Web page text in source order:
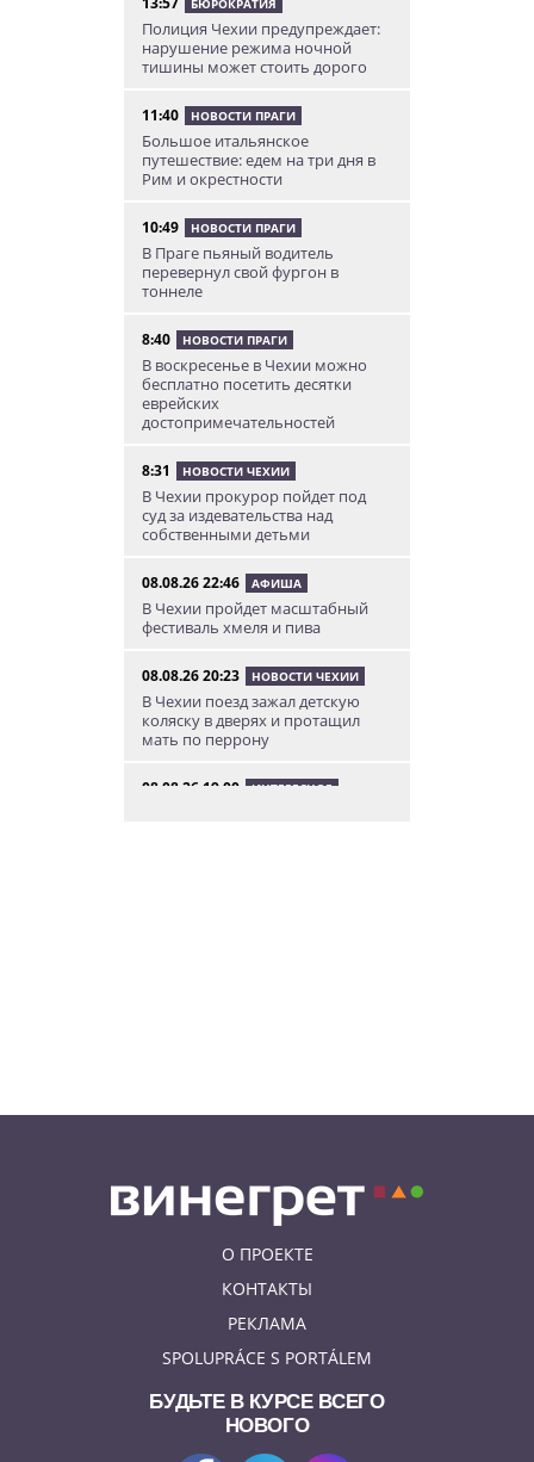
БЮРОКРАТИЯ
Полиция Чехии предупреждает:
нарушение режима ночной
тишины может стоить дорого
11:40 НОВОСТИ ПРАГИ
Большое итальянское
путешествие: едем на три дня в
Рим и окрестности
10:49 НОВОСТИ ПРАГИ
В Праге пьяный водитель
перевернул свой фургон в
тоннеле
8:40 НОВОСТИ ПРАГИ
В воскресенье в Чехии можно
бесплатно посетить десятки
еврейских
достопримечательностей
8:31 НОВОСТИ ЧЕХИИ
В Чехии прокурор пойдет под
суд за издевательства над
собственными детьми
08.08.26 22:46 АФИША
В Чехии пройдет масштабный
фестиваль хмеля и пива
08.08.26 20:23 НОВОСТИ ЧЕХИИ
В Чехии поезд зажал детскую
коляску в дверях и протащил
мать по перрону
08.08.26 19:00 ИНТЕРЕСНОЕ
О ПРОЕКТЕ
КОНТАКТЫ
РЕКЛАМА
SPOLUPRÁCE S PORTÁLEM
БУДЬТЕ В КУРСЕ ВСЕГО
НОВОГО